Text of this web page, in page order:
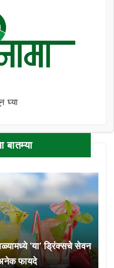
घ्या
बातम्या
‘या’ ड्रिंक्सचे सेवन
फायदे